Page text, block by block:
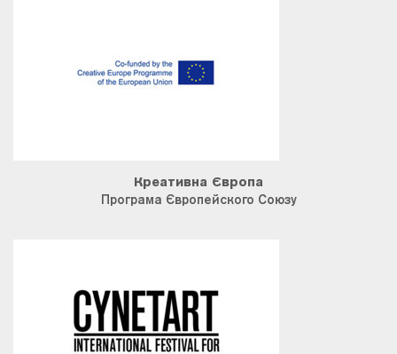
Креативна Європа
Програма Європейского Союзу